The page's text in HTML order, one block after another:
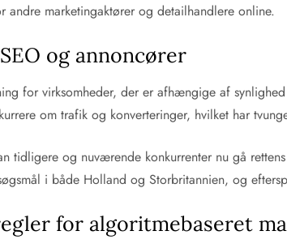
andre marketingaktører og detailhandlere online.
og annoncører
for virksomheder, der er afhængige af
om trafik og konverteringer, hvilket har
tidligere og nuværende konkurrenter nu gå
i både Holland og Storbritannien, og
for algoritmebaseret